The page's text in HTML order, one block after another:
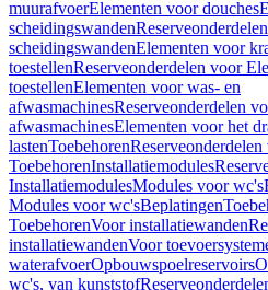
muurafvoerElementen voor douches
scheidingswanden
scheidingswandenElementen voor
toestellenReserveonderdelen voor
toestellenElementen voor was- en
afwasmachinesReserveonderdelen
afwasmachinesElementen voor het
lastenToebehorenReserveonderdelen
ToebehorenInstallatiemodules
InstallatiemodulesModules voor wc's
Modules voor wc'sBeplatingen
ToebehorenVoor installatiewanden
installatiewandenVoor
waterafvoerOpbouwspoelreservoirs
wc's, van kunststof